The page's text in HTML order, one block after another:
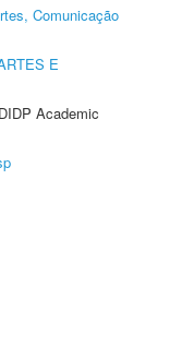
Comunicação
E
Academic